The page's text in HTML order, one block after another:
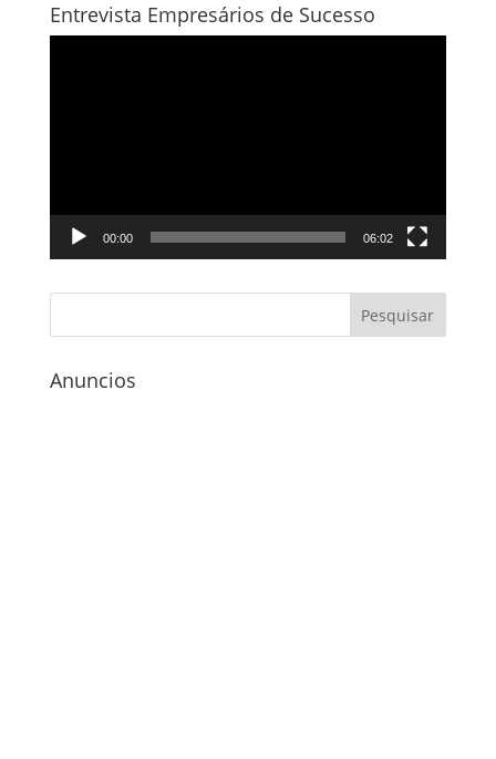
Entrevista Empresários de Sucesso
00:00 06:02
Anuncios